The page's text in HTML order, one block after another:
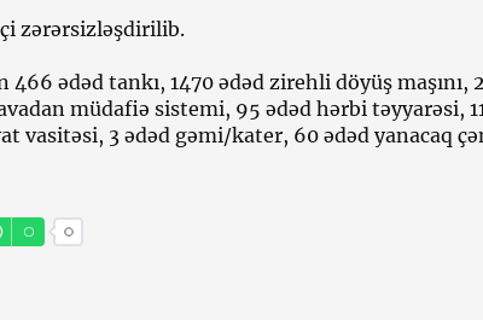
zərərsizləşdirilib.
ədəd tankı, 1470 ədəd zirehli döyüş maşını,
müdafiə sistemi, 95 ədəd hərbi təyyarəsi,
vasitəsi, 3 ədəd gəmi/kater, 60 ədəd yanacaq